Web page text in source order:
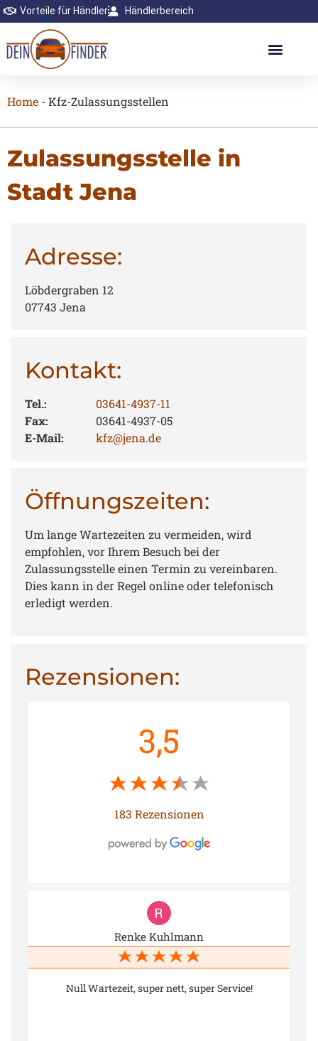
Vorteile für Händler Händlerbereich
Home - Kfz-Zulassungsstellen
Zulassungsstelle in
Stadt Jena
Adresse:
Löbdergraben 12
07743 Jena
Kontakt:
Tel.:
03641-4937-11
Fax:
03641-4937-05
E-Mail:
kfz@jena.de
Öffnungszeiten:
Um lange Wartezeiten zu vermeiden, wird
empfohlen, vor Ihrem Besuch bei der
Zulassungsstelle einen Termin zu vereinbaren.
Dies kann in der Regel online oder telefonisch
erledigt werden.
Rezensionen:
3,5
183 Rezensionen
Renke Kuhlmann
Null Wartezeit, super nett, super Service!